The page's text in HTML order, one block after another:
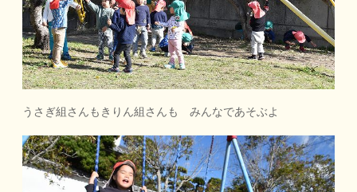
うさぎ組さんもきりん組さんも みんなであそぶよ